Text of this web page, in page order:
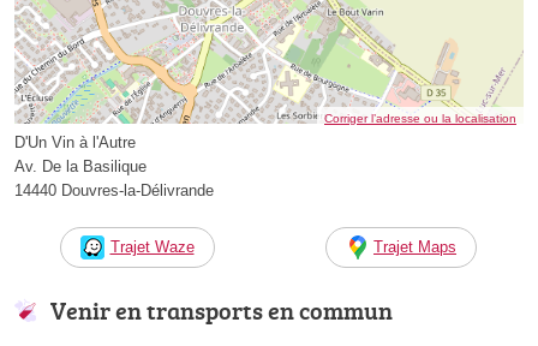
Corriger l’adresse ou la localisation
D'Un Vin à l'Autre
Av. De la Basilique
14440 Douvres-la-Délivrande
Trajet Waze Trajet Maps
Venir en transports en commun